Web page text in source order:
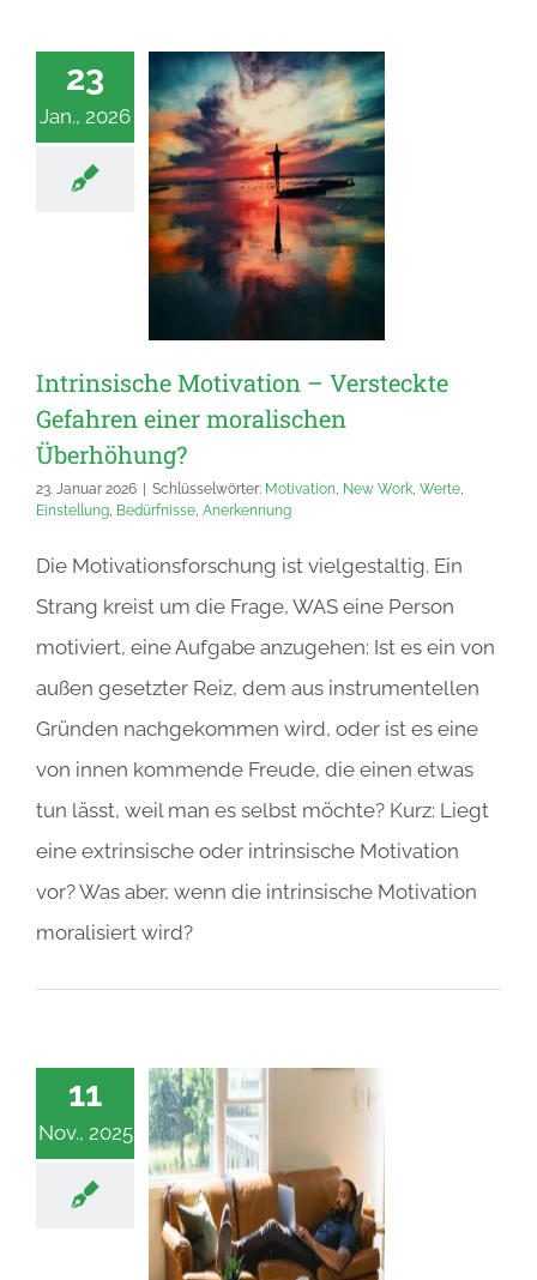
23
Jan., 2026
Intrinsische Motivation – Versteckte
Gefahren einer moralischen
Überhöhung?
23. Januar 2026 Schlüsselwörter: Motivation, New Work, Werte,
Einstellung, Bedürfnisse, Anerkennung
Die Motivationsforschung ist vielgestaltig. Ein
Strang kreist um die Frage, WAS eine Person
motiviert, eine Aufgabe anzugehen: Ist es ein von
außen gesetzter Reiz, dem aus instrumentellen
Gründen nachgekommen wird, oder ist es eine
von innen kommende Freude, die einen etwas
tun lässt, weil man es selbst möchte? Kurz: Liegt
eine extrinsische oder intrinsische Motivation
vor? Was aber, wenn die intrinsische Motivation
moralisiert wird?
11
Nov., 2025